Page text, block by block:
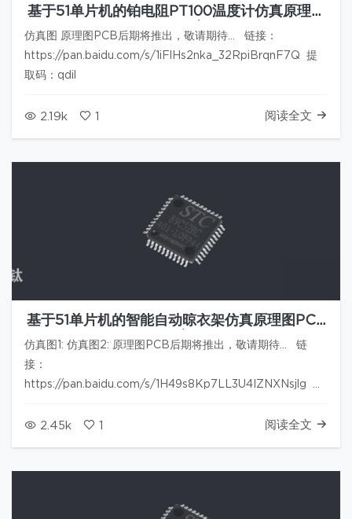
基于51单片机的铂电阻PT100温度计仿真原理图
PCB程序
仿真图 原理图PCB后期将推出，敬请期待... 链接：
https://pan.baidu.com/s/1iFlHs2nka_32RpiBrqnF7Q 提
取码：qdil
2.19k 1 阅读全文
基于51单片机的智能自动晾衣架仿真原理图PCB
程序
仿真图1: 仿真图2: 原理图PCB后期将推出，敬请期待... 链
接：
https://pan.baidu.com/s/1H49s8Kp7LL3U4IZNXNsjlg 提
2.45k 1 阅读全文